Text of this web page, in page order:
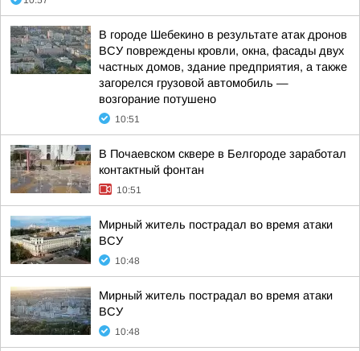
В городе Шебекино в результате атак дронов
ВСУ повреждены кровли, окна, фасады двух
частных домов, здание предприятия, а также
загорелся грузовой автомобиль —
возгорание потушено
10:51
В Почаевском сквере в Белгороде заработал
контактный фонтан
10:51
Мирный житель пострадал во время атаки
ВСУ
10:48
Мирный житель пострадал во время атаки
ВСУ
10:48